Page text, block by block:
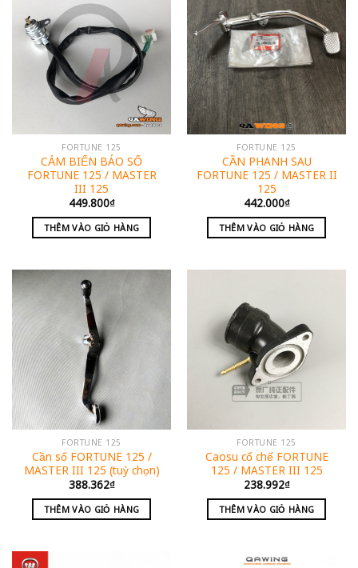
FORTUNE 125
CẢM BIẾN BÁO SỐ
FORTUNE 125 / MASTER
III 125
449.800₫
THÊM VÀO GIỎ HÀNG
FORTUNE 125
CẦN PHANH SAU
FORTUNE 125 / MASTER II
125
442.000₫
THÊM VÀO GIỎ HÀNG
FORTUNE 125
Cần số FORTUNE 125 /
MASTER III 125 (tuỳ chọn)
388.362₫
THÊM VÀO GIỎ HÀNG
FORTUNE 125
Caosu cổ chế FORTUNE
125 / MASTER III 125
238.992₫
THÊM VÀO GIỎ HÀNG